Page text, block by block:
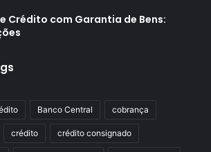
Crédito com Garantia de Bens:
Banco Central cobrança
crédito crédito consignado